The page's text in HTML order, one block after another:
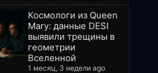
Космологи из Queen
Mary: данные DESI
выявили трещины в
геометрии
Вселенной
1 месяц, 3 недели ago